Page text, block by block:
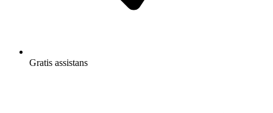
Gratis assistans